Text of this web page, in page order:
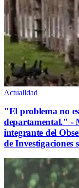
Actualidad
"El problema no
departamental." -
integrante del
de